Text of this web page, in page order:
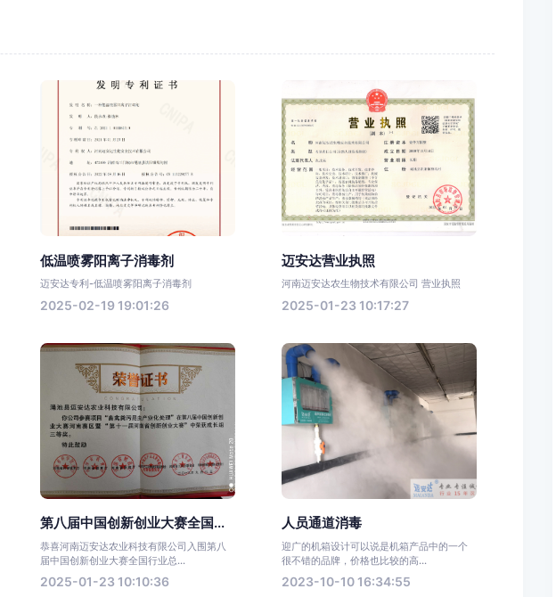
低温喷雾阳离子消毒剂
迈安达专利-低温喷雾阳离子消毒剂
2025-02-19 19:01:26
迈安达营业执照
河南迈安达农生物技术有限公司 营业执照
2025-01-23 10:17:27
第八届中国创新创业大赛全国...
恭喜河南迈安达农业科技有限公司入围第八
届中国创新创业大赛全国行业总...
2025-01-23 10:10:36
人员通道消毒
迎广的机箱设计可以说是机箱产品中的一个
很不错的品牌，价格也比较的高...
2023-10-10 16:34:55